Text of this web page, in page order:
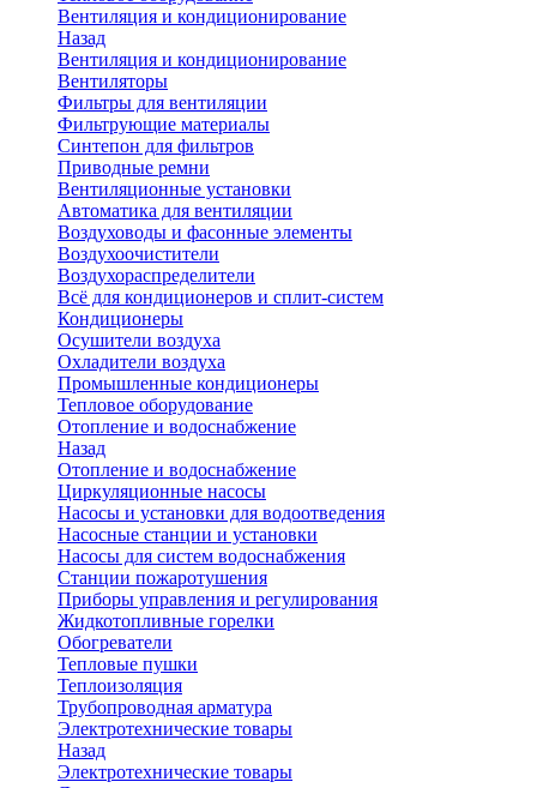
Вентиляция и кондиционирование
Назад
Вентиляция и кондиционирование
Вентиляторы
Фильтры для вентиляции
Фильтрующие материалы
Синтепон для фильтров
Приводные ремни
Вентиляционные установки
Автоматика для вентиляции
Воздуховоды и фасонные элементы
Воздухоочистители
Воздухораспределители
Всё для кондиционеров и сплит-систем
Кондиционеры
Осушители воздуха
Охладители воздуха
Промышленные кондиционеры
Тепловое оборудование
Отопление и водоснабжение
Назад
Отопление и водоснабжение
Циркуляционные насосы
Насосы и установки для водоотведения
Насосные станции и установки
Насосы для систем водоснабжения
Станции пожаротушения
Приборы управления и регулирования
Жидкотопливные горелки
Обогреватели
Тепловые пушки
Теплоизоляция
Трубопроводная арматура
Электротехнические товары
Назад
Электротехнические товары